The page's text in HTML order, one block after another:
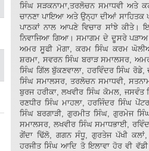
ਸਿੰਘ ਸੜਕਨਾਮਾ,ਤਰਲੋਚਨ ਸਮਾਧਵੀ ਅਤੇ
ਚਾਨਣਾ ਪਾਇਆ ਅਤੇ ਉਨ੍ਹਾ ਦੀਆਂ ਸਾਹਿਤਕ
ਪਾਠਕਾਂ ਨਾਲ ਆਪਣੇ ਵਿਚਾਰ ਸਾਂਝੇ
ਨਿਵਾਜਿਆ ਗਿਆ। ਸਮਾਗਮ ਦੇ ਦੂਸਰੇ
ਅਮਰ ਸੂਫੀ ਮੋਗਾ, ਕਰਮ ਸਿੰਘ ਕਰਮ
ਸ਼ਰਮਾ, ਸਵਰਨ ਸਿੰਘ ਬਰਾੜ ਸਮਾਲਸਰ,
ਸਿੰਘ ਗਿੱਲ ਬੁੱਕਣਵਾਲਾ, ਹਰਵਿੰਦਰ ਸਿੰਘ
ਸਿੰਘ ਸਮਾਲਸਰ, ਤਰਲੋਚਨ ਸਮਾਧਵੀ,
ਬੁਰਜ ਹਰੀਕਾ, ਲਖਵੀਰ ਸਿੰਘ ਕੋਮਲ, ਜਸਵੰਤ
ਰਣਧੀਰ ਸਿੰਘ ਮਾਹਲਾ, ਹਰਜਿੰਦਰ ਸਿੰਘ
ਸਿੰਘ ਬਰਗਾੜੀ, ਗੁਰਮੀਤ ਸਿੰਘ, ਗੁਰਮੇਜ
ਸਮਾਲਸਰ, ਲਖਵੀਰ ਸਿੰਘ ਸਮਾਧਭਾਈ,
ਗੇਂਦਾ ਢਿੱਲੋ, ਗਗਨ ਸੰਧੂ, ਗੁਰਤੇਜ ਪੱਖੀ
ਹਰਜੀਤ ਸਿੰਘ ਆਦਿ ਤੋ ਇਲਾਵਾ ਹੋਰ ਵੀ